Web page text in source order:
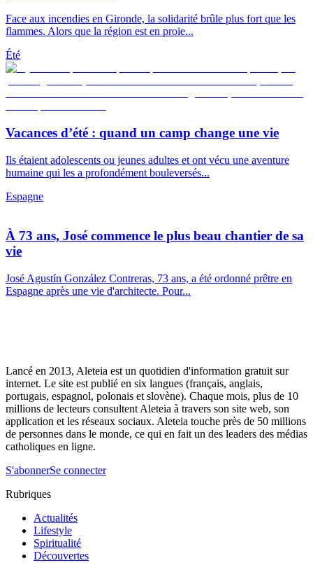
Face aux incendies en Gironde, la solidarité brûle plus fort que les
flammes. Alors que la région est en proie...
Été
Vacances d’été : quand un camp change une vie
Ils étaient adolescents ou jeunes adultes et ont vécu une aventure
humaine qui les a profondément bouleversés...
Espagne
À 73 ans, José commence le plus beau chantier de sa
vie
José Agustín González Contreras, 73 ans, a été ordonné prêtre en
Espagne après une vie d'architecte. Pour...
Lancé en 2013, Aleteia est un quotidien d'information gratuit sur
internet. Le site est publié en six langues (français, anglais,
portugais, espagnol, polonais et slovène). Chaque mois, plus de 10
millions de lecteurs consultent Aleteia à travers son site web, son
application et les réseaux sociaux. Aleteia touche près de 50 millions
de personnes dans le monde, ce qui en fait un des leaders des médias
catholiques en ligne.
S'abonnerSe connecter
Rubriques
Actualités
Lifestyle
Spiritualité
Découvertes